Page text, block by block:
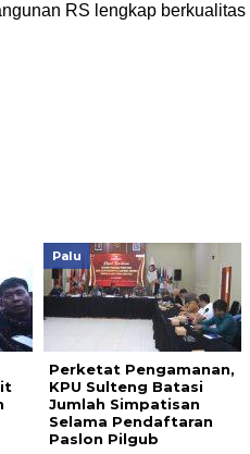
RS lengkap berkualitas
Palu
Perketat Pengamanan,
KPU Sulteng Batasi
Jumlah Simpatisan
Selama Pendaftaran
Paslon Pilgub